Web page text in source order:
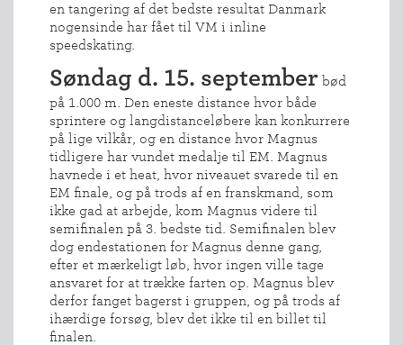
en tangering af det bedste resultat Danmark
nogensinde har fået til VM i inline
speedskating.
Søndag d. 15. september bød
på 1.000 m. Den eneste distance hvor både
sprintere og langdistanceløbere kan konkurrere
på lige vilkår, og en distance hvor Magnus
tidligere har vundet medalje til EM. Magnus
havnede i et heat, hvor niveauet svarede til en
EM finale, og på trods af en franskmand, som
ikke gad at arbejde, kom Magnus videre til
semifinalen på 3. bedste tid. Semifinalen blev
dog endestationen for Magnus denne gang,
efter et mærkeligt løb, hvor ingen ville tage
ansvaret for at trække farten op. Magnus blev
derfor fanget bagerst i gruppen, og på trods af
ihærdige forsøg, blev det ikke til en billet til
finalen.